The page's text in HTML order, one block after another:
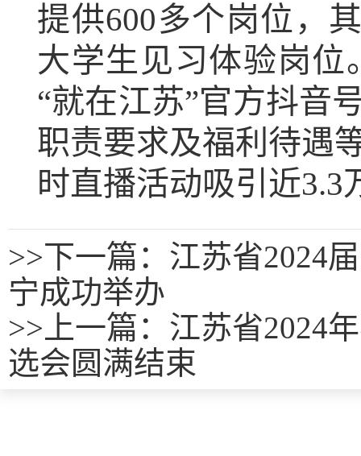
提供600多个岗位，
大学生见习体验岗
“就在江苏”官方抖音
职责要求及福利待遇
时直播活动吸引近3.3
>>下一篇：江苏省2024
宁成功举办
>> 上一篇： 江苏省2024
选会圆满结束